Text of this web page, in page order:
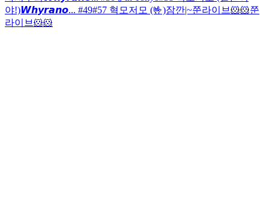
야!)𝙒𝙝𝙮𝙧𝙖𝙣𝙤... #49#57 혁모저모 (🤟)잠깐|~쭌라이브🐹🐹쭌
라이브🐹🐹